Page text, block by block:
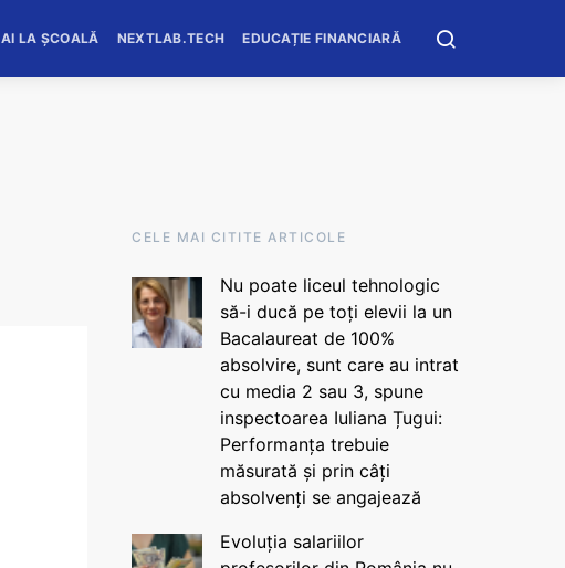
AI LA ȘCOALĂ NEXTLAB.TECH EDUCAȚIE FINANCIARĂ
CELE MAI CITITE ARTICOLE
Nu poate liceul tehnologic
să-i ducă pe toți elevii la un
Bacalaureat de 100%
absolvire, sunt care au intrat
cu media 2 sau 3, spune
inspectoarea Iuliana Țugui:
Performanța trebuie
măsurată și prin câți
absolvenți se angajează
Evoluția salariilor